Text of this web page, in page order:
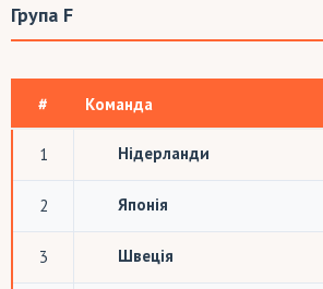
Група F
# Команда
1 Нідерланди
2 Японія
3 Швеція